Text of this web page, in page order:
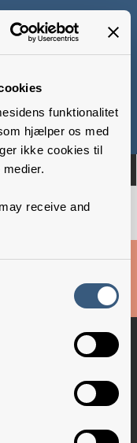
funktionalitet
hjælper os med
ikke cookies til
receive and
Danske Skoleelever